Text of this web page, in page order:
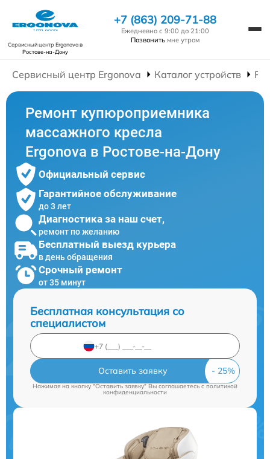
Сервисный центр Ergonovaв
Ростове-на-Дону
+7 (863) 209-71-88
Ежедневно с 9:00 до 21:00
Позвонить мне утром
Сервисный центр Ergonova Каталог устройств
Ремонт купюроприемника
массажного кресла
Ergonova в Ростове-на-Дону
Официальный сервис
Гарантийное обслуживание
до 3 лет
Диагностика за наш счет,
ремонт по желанию
Бесплатный выезд курьера
в день обращения
Срочный ремонт
от 35 минут
Бесплатная консультация со
специалистом
Оставить заявку
Нажимая на кнопку "Оставить заявку" Вы соглашаетесь cполитикой
конфиденциальности